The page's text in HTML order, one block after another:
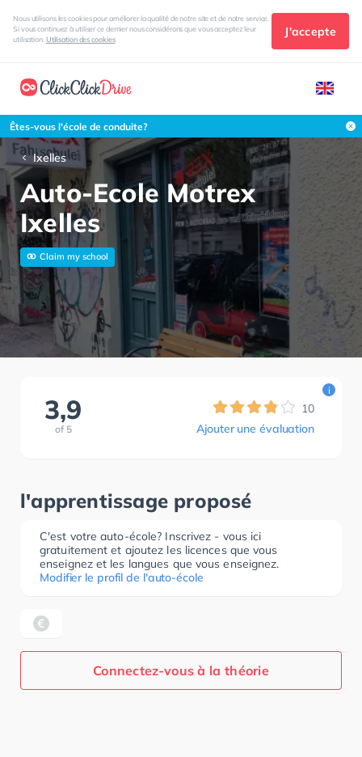
Nous utilisons les cookies pour améliorer la qualité de notre site et de notre service.
Si vous continuez à utiliser ce dernier nous considérons que vous acceptez leur
utilisation. Utilisation des cookies
J'accepte
Êtes-vous l'école de conduite?
Ixelles
Auto-Ecole Motrex
Ixelles
Claim my school
3,9
of 5
10
Ajouter une évaluation
i
l'apprentissage proposé
C'est votre auto-école? Inscrivez - vous ici
gratuitement et ajoutez les licences que vous
enseignez et les langues que vous enseignez.
Modifier le profil de l'auto-école
Connectez-vous à la théorie